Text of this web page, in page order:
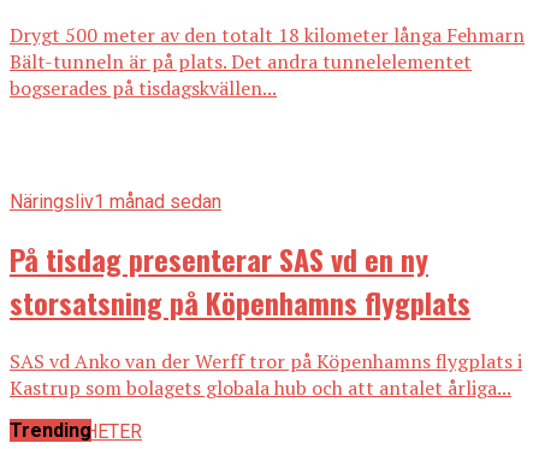
Drygt 500 meter av den totalt 18 kilometer långa Fehmarn
Bält-tunneln är på plats. Det andra tunnelelementet
bogserades på tisdagskvällen...
Näringsliv1 månad sedan
På tisdag presenterar SAS vd en ny
storsatsning på Köpenhamns flygplats
SAS vd Anko van der Werff tror på Köpenhamns flygplats i
Kastrup som bolagets globala hub och att antalet årliga...
ALLA NYHETER
Trending